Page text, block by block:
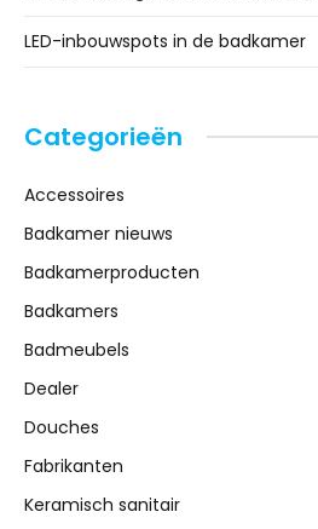
LED-inbouwspots in de badkamer
Categorieën
Accessoires
Badkamer nieuws
Badkamerproducten
Badkamers
Badmeubels
Dealer
Douches
Fabrikanten
Keramisch sanitair